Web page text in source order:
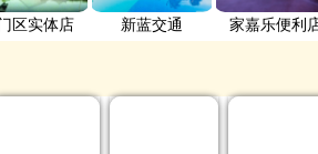
区实体店 新蓝交通 家嘉乐便利